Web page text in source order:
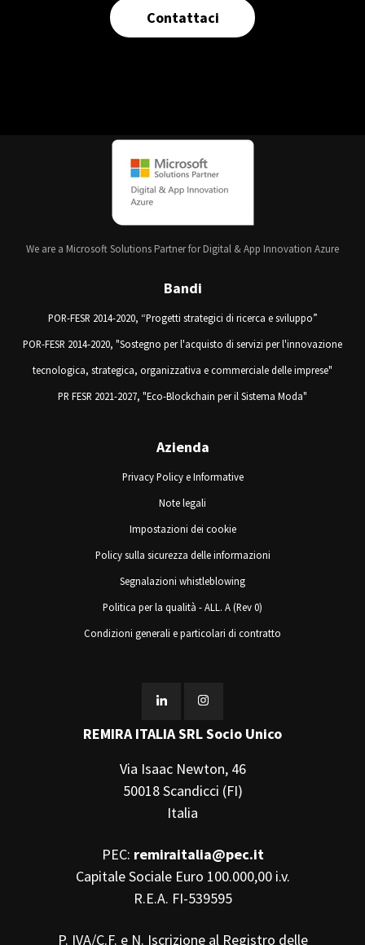
Contattaci
We are a Microsoft Solutions Partner for Digital & App Innovation Azure
Bandi
POR-FESR 2014-2020, “Progetti strategici di ricerca e sviluppo”
POR-FESR 2014-2020, "Sostegno per l'acquisto di servizi per l'innovazione
tecnologica, strategica, organizzativa e commerciale delle imprese"
PR FESR 2021-2027, "Eco-Blockchain per il Sistema Moda"
Azienda
Privacy Policy e Informative
Note legali
Impostazioni dei cookie
Policy sulla sicurezza delle informazioni
Segnalazioni whistleblowing
Politica per la qualità - ALL. A (Rev 0)
Condizioni generali e particolari di contratto
REMIRA ITALIA SRL Socio Unico
Via Isaac Newton, 46
50018 Scandicci (FI)
Italia
PEC: remiraitalia@pec.it
Capitale Sociale Euro 100.000,00 i.v.
R.E.A. FI-539595
P. IVA/C.F. e N. Iscrizione al Registro delle